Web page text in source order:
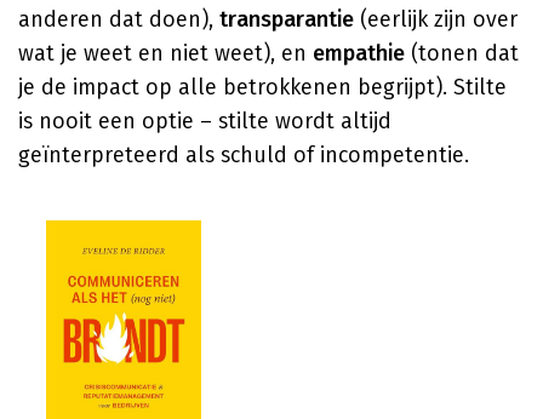
anderen dat doen), transparantie (eerlijk zijn over
wat je weet en niet weet), en empathie (tonen dat
je de impact op alle betrokkenen begrijpt). Stilte
is nooit een optie – stilte wordt altijd
geïnterpreteerd als schuld of incompetentie.